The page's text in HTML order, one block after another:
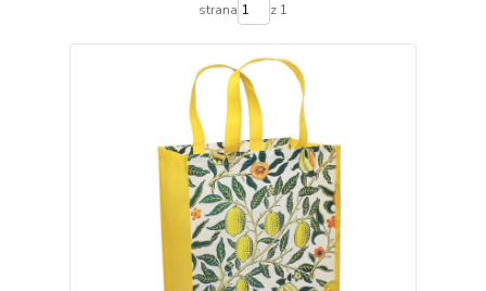
strana z 1